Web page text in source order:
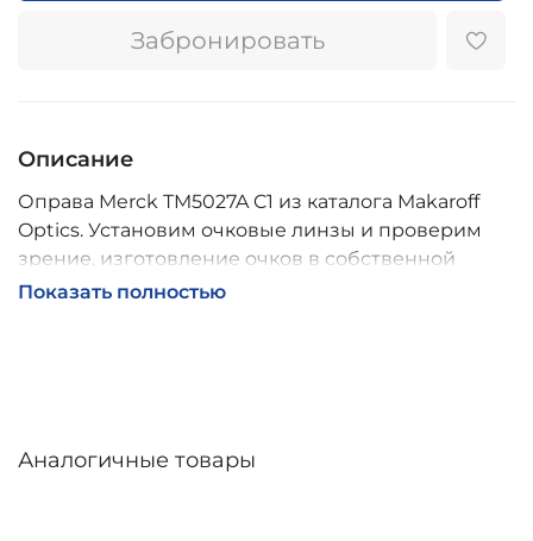
Забронировать
Описание
Оправа Merck TM5027A C1 из каталога Makaroff
Optics. Установим очковые линзы и проверим
зрение, изготовление очков в собственной
мастерской, обычно 2–5 дней, индивидуальные
Показать полностью
Аналогичные товары